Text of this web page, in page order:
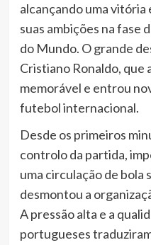
alcançando uma vitória
suas ambições na fase
do Mundo. O grande
Cristiano Ronaldo, que
memorável e entrou
futebol internacional.
Desde os primeiros
controlo da partida,
uma circulação de bola
desmontou a
A pressão alta e a
portugueses